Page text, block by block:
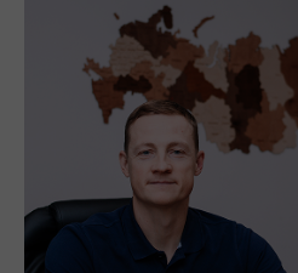
Режим работы, характер
влияют на нужный запас
удары и частые старты
иначе ресурс тает.
Консольная (радиальная) и
выходит на первый план,
звёздочка, шкив или
нагрузке первым делом
Крепление, расположение